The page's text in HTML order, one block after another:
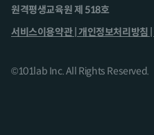
원격평생교육원 제 518호
서비스이용약관 | 개인정보처리방침 |
©101lab Inc. All Rights Reserved.